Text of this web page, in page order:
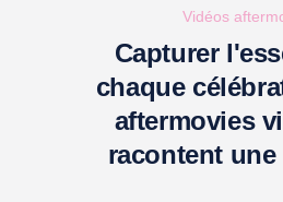
Vidéos
Capturer
chaque
aftermovies
racontent